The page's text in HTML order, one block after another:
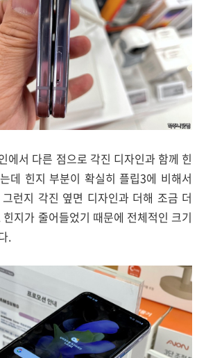
에서 다른 점으로 각진 디자인과 함께 힌
데 힌지 부분이 확실히 플립3에 비해서
런지 각진 옆면 디자인과 더해 조금 더
지가 줄어들었기 때문에 전체적인 크기
.